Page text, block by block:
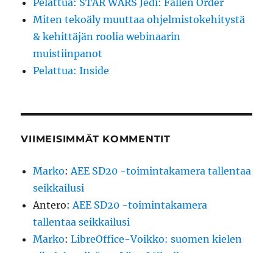
Pelattua: STAR WARS Jedi: Fallen Order
Miten tekoäly muuttaa ohjelmistokehitystä
& kehittäjän roolia webinaarin
muistiinpanot
Pelattua: Inside
VIIMEISIMMÄT KOMMENTIT
Marko:AEE SD20 -toimintakamera tallentaa
seikkailusi
Antero:AEE SD20 -toimintakamera
tallentaa seikkailusi
Marko:LibreOffice-Voikko: suomen kielen